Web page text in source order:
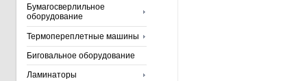
Бумагосверлильное
оборудование
Термопереплетные машины
Биговальное оборудование
Ламинаторы